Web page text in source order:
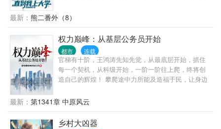
想到大学还没开学，他写的小说冲上了平台榜首，他
竟然火了…… 上大学后，洛野原以为自己再也不会谈
恋爱，却偶然相识了高冷学姐。 洛野决定，要偷偷跟
学姐谈恋爱，然后惊艳所有人。 等他和高冷学姐手拉
手出现在学校里的时候，全校都震惊了。 高冷校花苏
白粥的身边竟然出现了男人？ 这时，暗恋三年的女孩
却发现自己心里是有他的，于是再次展开了对洛野的
追求。 “抱歉，小学弟已经是我的人了。”苏白粥强势
苏白粥是怎么相爱的呢？” 听到此话，洛野摸了摸脑
袋，看着那个绝美的身影，轻声笑道:“她偷偷把我的书
给漫画改编了……”
最新： 熊二番外（8）
权力巅峰：从基层公务员开始
都市 连载
官梯有十阶，王鸿涛先知先觉，从最底层开始，抓住
每一个契机，从科级开始，一阶一阶往上爬，终将创
造自己的辉煌！ 攀爬途中力所能及造福于民，让身边
如何在宦海中弄潮！ 第一次写，请大家见谅、包容，
适当给点鼓励！
最新： 第1341章 中原风云
乡村大凶器